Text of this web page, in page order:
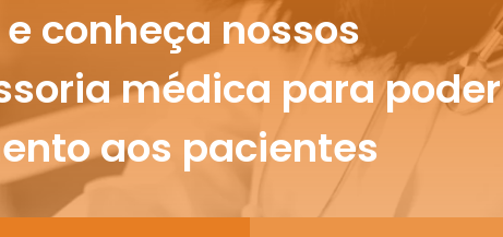
conheça nossos
médica para poder
aos pacientes